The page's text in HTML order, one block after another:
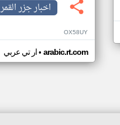
اخبار جزر القمر
OX58UY
ار تي عربي• arabic.rt.com